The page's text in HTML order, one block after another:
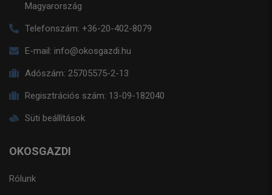
Magyarország
Telefonszám: +36-20-402-8079
E-mail: info@okosgazdi.hu
Adószám: 25705575-2-13
Regisztrációs szám: 13-09-182040
Süti beállítások
OKOSGAZDI
Rólunk